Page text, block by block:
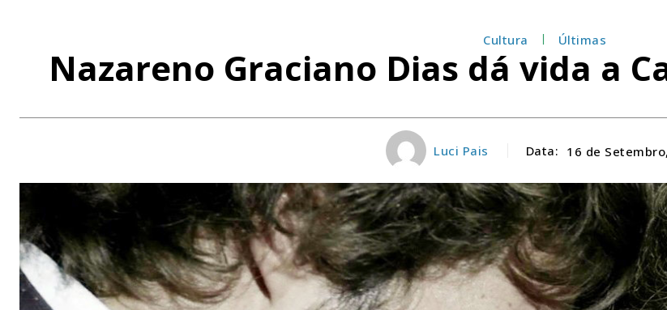
Cultura Últimas
Nazareno Graciano Dias dá vida a
Luci Pais Data: 16 de